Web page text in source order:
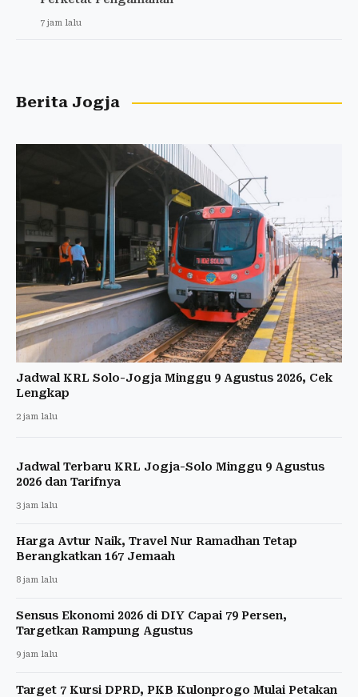
7 jam lalu
Berita Jogja
Jadwal KRL Solo-Jogja Minggu 9 Agustus 2026, Cek
Lengkap
2 jam lalu
Jadwal Terbaru KRL Jogja-Solo Minggu 9 Agustus
2026 dan Tarifnya
3 jam lalu
Harga Avtur Naik, Travel Nur Ramadhan Tetap
Berangkatkan 167 Jemaah
8 jam lalu
Sensus Ekonomi 2026 di DIY Capai 79 Persen,
Targetkan Rampung Agustus
9 jam lalu
Target 7 Kursi DPRD, PKB Kulonprogo Mulai Petakan